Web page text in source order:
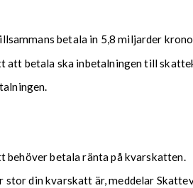
betala in 5,8 miljarder
att betala ska inbetalningen till
betala ränta på kvarskatten.
stor din kvarskatt är, meddelar